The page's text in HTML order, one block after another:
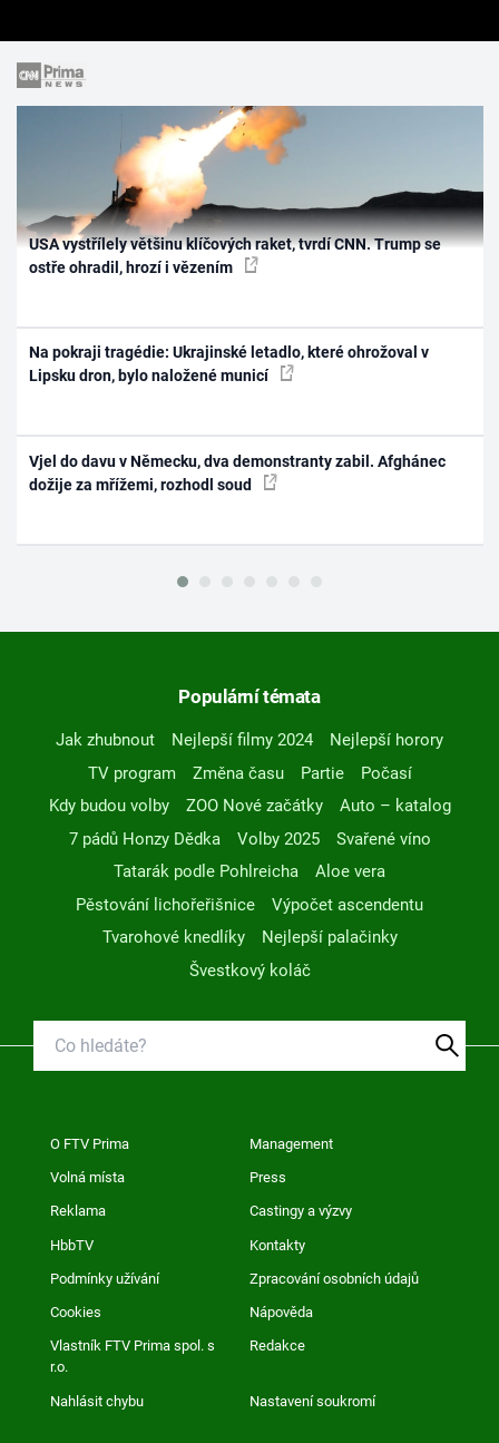
USA vystřílely většinu klíčových raket, tvrdí CNN. Trump se
ostře ohradil, hrozí i vězením
Na pokraji tragédie: Ukrajinské letadlo, které ohrožoval v
Lipsku dron, bylo naložené municí
Vjel do davu v Německu, dva demonstranty zabil. Afghánec
dožije za mřížemi, rozhodl soud
Populární témata
Jak zhubnout Nejlepší filmy 2024
Nejlepší horory
TV program
Změna času Partie
Počasí
Kdy budou volby
ZOO Nové začátky
Auto – katalog
7 pádů Honzy Dědka
Volby 2025
Svařené víno
Tatarák podle Pohlreicha
Aloe vera
Pěstování lichořeřišnice
Výpočet ascendentu
Tvarohové knedlíky
Nejlepší palačinky
Švestkový koláč
O FTV Prima Management
Volná místa Press
Reklama Castingy a výzvy
HbbTV Kontakty
Podmínky užívání Zpracování osobních údajů
Cookies Nápověda
Vlastník FTV Prima spol. s
r.o.
Redakce
Nahlásit chybu Nastavení soukromí